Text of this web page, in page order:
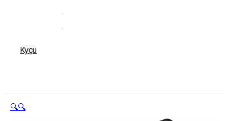
Kyçu
🔍🔍